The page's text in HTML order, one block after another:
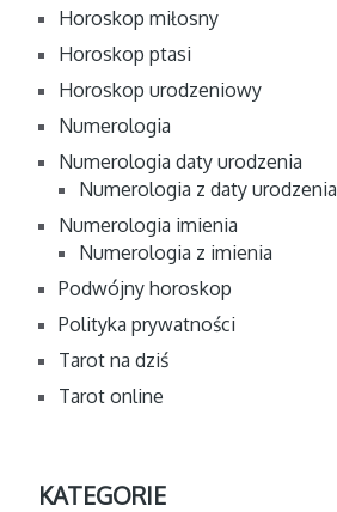
Horoskop miłosny
Horoskop ptasi
Horoskop urodzeniowy
Numerologia
Numerologia daty urodzenia
Numerologia z daty urodzenia
Numerologia imienia
Numerologia z imienia
Podwójny horoskop
Polityka prywatności
Tarot na dziś
Tarot online
KATEGORIE